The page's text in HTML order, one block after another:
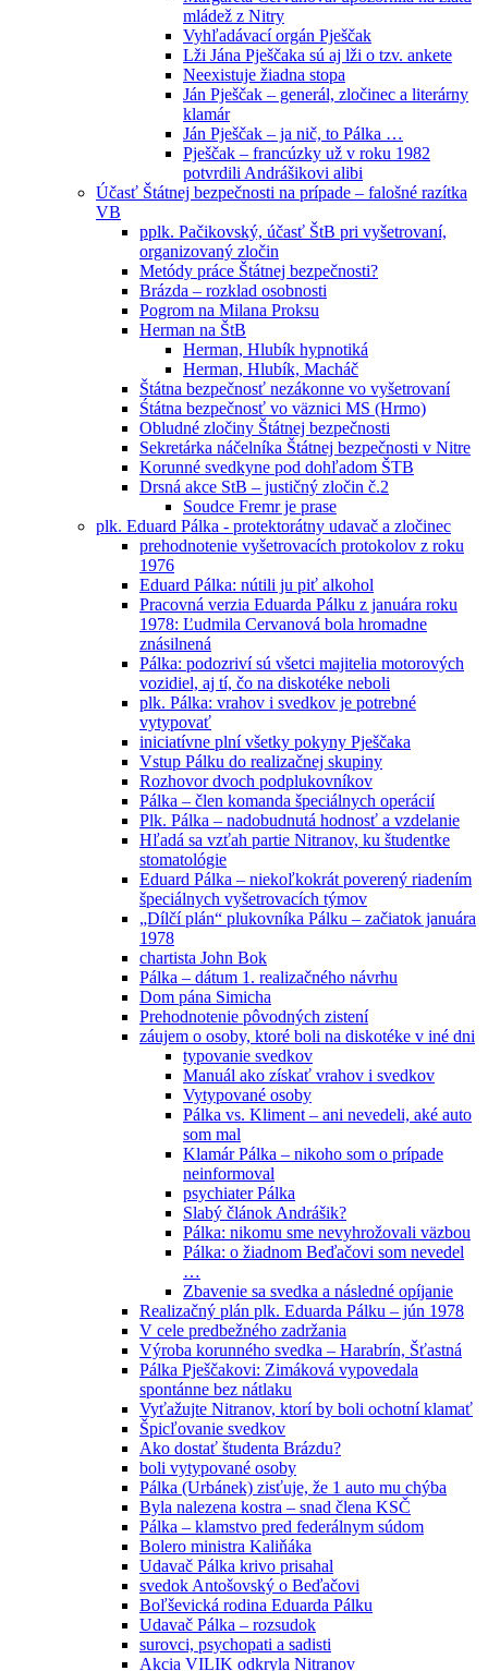
mládež z Nitry
Vyhľadávací orgán Pješčak
Lži Jána Pješčaka sú aj lži o tzv. ankete
Neexistuje žiadna stopa
Ján Pješčak – generál, zločinec a literárny
klamár
Ján Pješčak – ja nič, to Pálka …
Pješčak – francúzky už v roku 1982
potvrdili Andrášikovi alibi
Účasť Štátnej bezpečnosti na prípade – falošné razítka
VB
pplk. Pačikovský, účasť ŠtB pri vyšetrovaní,
organizovaný zločin
Metódy práce Štátnej bezpečnosti?
Brázda – rozklad osobnosti
Pogrom na Milana Proksu
Herman na ŠtB
Herman, Hlubík hypnotiká
Herman, Hlubík, Macháč
Štátna bezpečnosť nezákonne vo vyšetrovaní
Śtátna bezpečnosť vo väznici MS (Hrmo)
Obludné zločiny Štátnej bezpečnosti
Sekretárka náčelníka Štátnej bezpečnosti v Nitre
Korunné svedkyne pod dohľadom ŠTB
Drsná akce StB – justičný zločin č.2
Soudce Fremr je prase
plk. Eduard Pálka - protektorátny udavač a zločinec
prehodnotenie vyšetrovacích protokolov z roku
1976
Eduard Pálka: nútili ju piť alkohol
Pracovná verzia Eduarda Pálku z januára roku
1978: Ľudmila Cervanová bola hromadne
znásilnená
Pálka: podozriví sú všetci majitelia motorových
vozidiel, aj tí, čo na diskotéke neboli
plk. Pálka: vrahov i svedkov je potrebné
vytypovať
iniciatívne plní všetky pokyny Pješčaka
Vstup Pálku do realizačnej skupiny
Rozhovor dvoch podplukovníkov
Pálka – člen komanda špeciálnych operácií
Plk. Pálka – nadobudnutá hodnosť a vzdelanie
Hľadá sa vzťah partie Nitranov, ku študentke
stomatológie
Eduard Pálka – niekoľkokrát poverený riadením
špeciálnych vyšetrovacích týmov
„Dílčí plán“ plukovníka Pálku – začiatok januára
1978
chartista John Bok
Pálka – dátum 1. realizačného návrhu
Dom pána Simicha
Prehodnotenie pôvodných zistení
záujem o osoby, ktoré boli na diskotéke v iné dni
typovanie svedkov
Manuál ako získať vrahov i svedkov
Vytypované osoby
Pálka vs. Kliment – ani nevedeli, aké auto
som mal
Klamár Pálka – nikoho som o prípade
neinformoval
psychiater Pálka
Slabý článok Andrášik?
Pálka: nikomu sme nevyhrožovali väzbou
Pálka: o žiadnom Beďačovi som nevedel
…
Zbavenie sa svedka a následné opíjanie
Realizačný plán plk. Eduarda Pálku – jún 1978
V cele predbežného zadržania
Výroba korunného svedka – Harabrín, Šťastná
Pálka Pješčakovi: Zimáková vypovedala
spontánne bez nátlaku
Vyťažujte Nitranov, ktorí by boli ochotní klamať
Špicľovanie svedkov
Ako dostať študenta Brázdu?
boli vytypované osoby
Pálka (Urbánek) zisťuje, že 1 auto mu chýba
Byla nalezena kostra – snad člena KSČ
Pálka – klamstvo pred federálnym súdom
Bolero ministra Kaliňáka
Udavač Pálka krivo prisahal
svedok Antošovský o Beďačovi
Boľševická rodina Eduarda Pálku
Udavač Pálka – rozsudok
surovci, psychopati a sadisti
Akcia VILIK odkryla Nitranov